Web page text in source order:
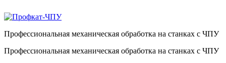
Профессиональная механическая обработка на станках с ЧПУ
Профессиональная механическая обработка на станках с ЧПУ